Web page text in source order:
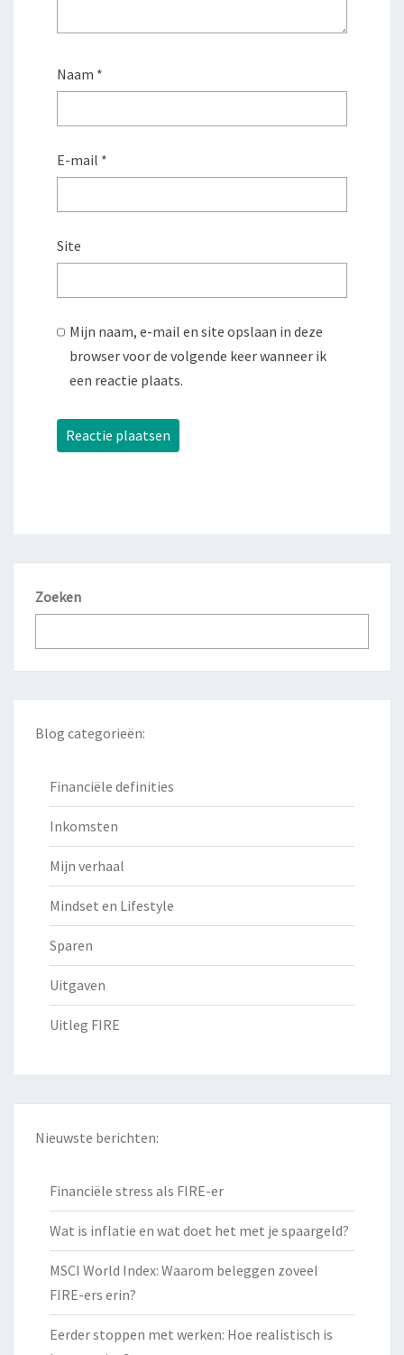
Naam *
E-mail *
Site
Mijn naam, e-mail en site opslaan in deze
browser voor de volgende keer wanneer ik
een reactie plaats.
Zoeken
Blog categorieën:
Financiële definities
Inkomsten
Mijn verhaal
Mindset en Lifestyle
Sparen
Uitgaven
Uitleg FIRE
Nieuwste berichten:
Financiële stress als FIRE-er
Wat is inflatie en wat doet het met je spaargeld?
MSCI World Index: Waarom beleggen zoveel
FIRE-ers erin?
Eerder stoppen met werken: Hoe realistisch is